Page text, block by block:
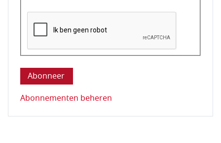
Deze vraag is om te controleren dat u een mens
Abonnementen beheren